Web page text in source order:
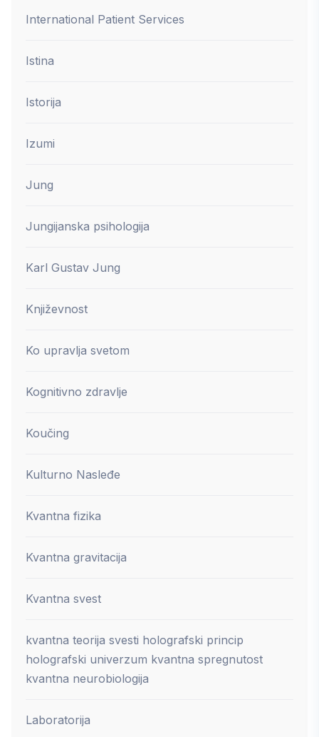
International Patient Services
Istina
Istorija
Izumi
Jung
Jungijanska psihologija
Karl Gustav Jung
Književnost
Ko upravlja svetom
Kognitivno zdravlje
Koučing
Kulturno Nasleđe
Kvantna fizika
Kvantna gravitacija
Kvantna svest
kvantna teorija svesti holografski princip
holografski univerzum kvantna spregnutost
kvantna neurobiologija
Laboratorija